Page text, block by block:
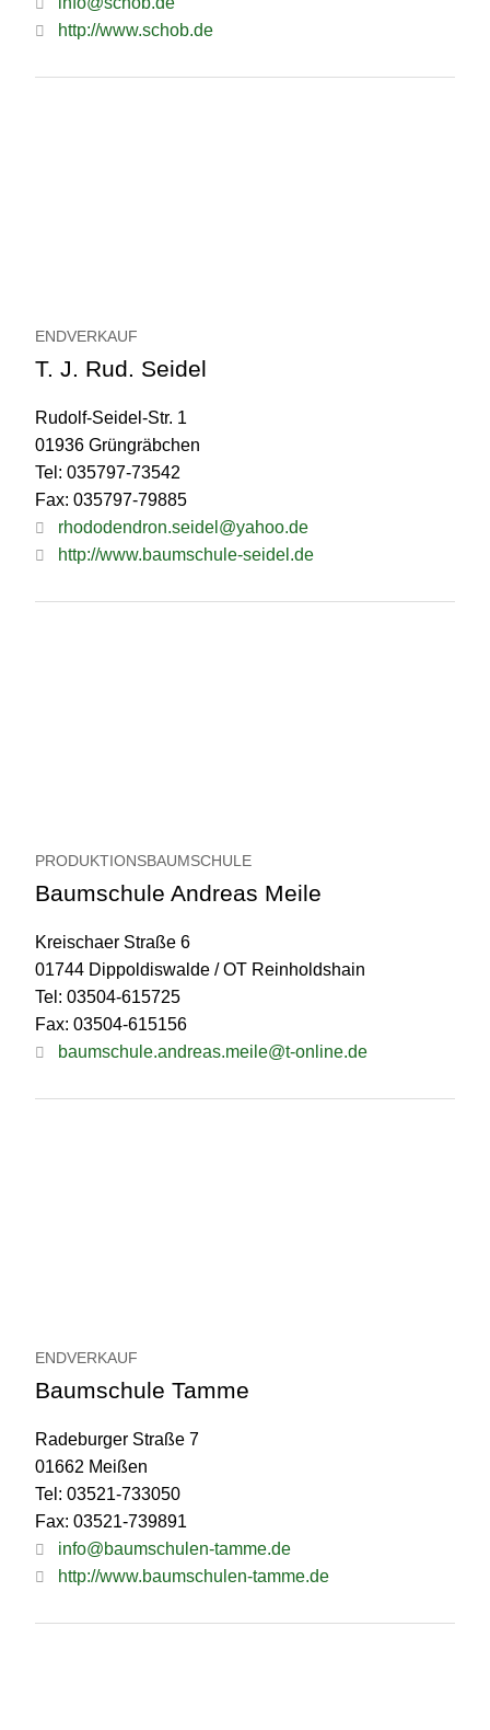
http://www.schob.de
ENDVERKAUF
T. J. Rud. Seidel
Rudolf-Seidel-Str. 1
01936 Grüngräbchen
Tel: 035797-73542
Fax: 035797-79885
rhododendron.seidel@yahoo.de
http://www.baumschule-seidel.de
PRODUKTIONSBAUMSCHULE
Baumschule Andreas Meile
Kreischaer Straße 6
01744 Dippoldiswalde / OT Reinholdshain
Tel: 03504-615725
Fax: 03504-615156
baumschule.andreas.meile@t-online.de
ENDVERKAUF
Baumschule Tamme
Radeburger Straße 7
01662 Meißen
Tel: 03521-733050
Fax: 03521-739891
info@baumschulen-tamme.de
http://www.baumschulen-tamme.de